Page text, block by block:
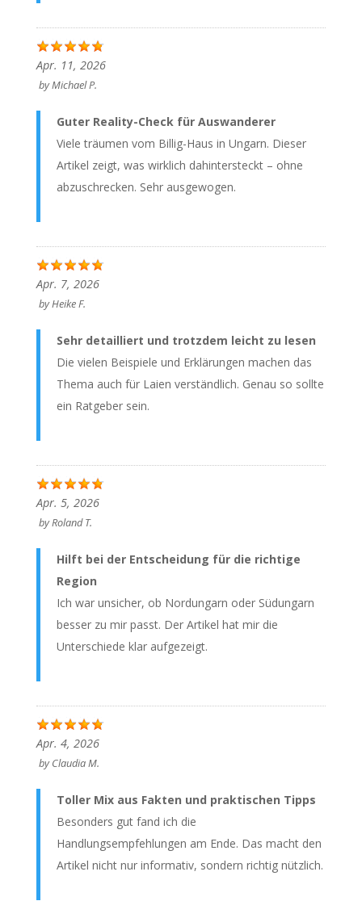
Apr. 11, 2026
byMichael P.
Guter Reality-Check für Auswanderer
Viele träumen vom Billig-Haus in Ungarn. Dieser
Artikel zeigt, was wirklich dahintersteckt – ohne
abzuschrecken. Sehr ausgewogen.
Apr. 7, 2026
byHeike F.
Sehr detailliert und trotzdem leicht zu lesen
Die vielen Beispiele und Erklärungen machen das
Thema auch für Laien verständlich. Genau so sollte
ein Ratgeber sein.
Apr. 5, 2026
byRoland T.
Hilft bei der Entscheidung für die richtige
Region
Ich war unsicher, ob Nordungarn oder Südungarn
besser zu mir passt. Der Artikel hat mir die
Unterschiede klar aufgezeigt.
Apr. 4, 2026
byClaudia M.
Toller Mix aus Fakten und praktischen Tipps
Besonders gut fand ich die
Handlungsempfehlungen am Ende. Das macht den
Artikel nicht nur informativ, sondern richtig nützlich.